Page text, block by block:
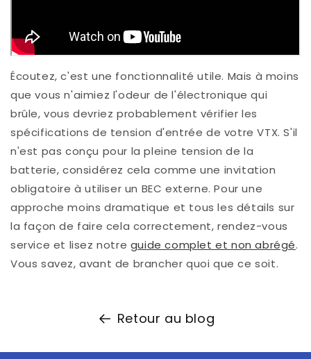
Écoutez, c'est une fonctionnalité utile. Mais à moins
que vous n'aimiez l'odeur de l'électronique qui
brûle, vous devriez probablement vérifier les
spécifications de tension d'entrée de votre VTX. S'il
n'est pas conçu pour la pleine tension de la
batterie, considérez cela comme une invitation
obligatoire à utiliser un BEC externe. Pour une
approche moins dramatique et tous les détails sur
la façon de faire cela correctement, rendez-vous
service et lisez notre guide complet et non abrégé.
Vous savez, avant de brancher quoi que ce soit.
Retour au blog